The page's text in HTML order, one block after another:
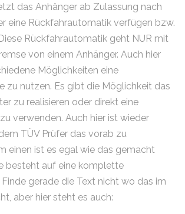
das Anhänger ab Zulassung nach
eine Rückfahrautomatik verfügen bzw.
Rückfahrautomatik geht NUR mit
von einem Anhänger. Auch hier
Möglichkeiten eine
zu nutzen. Es gibt die Möglichkeit das
zu realisieren oder direkt eine
verwenden. Auch hier ist wieder
TÜV Prüfer das vorab zu
einen ist es egal wie das gemacht
besteht auf eine komplette
gerade die Text nicht wo das im
aber hier steht es auch: